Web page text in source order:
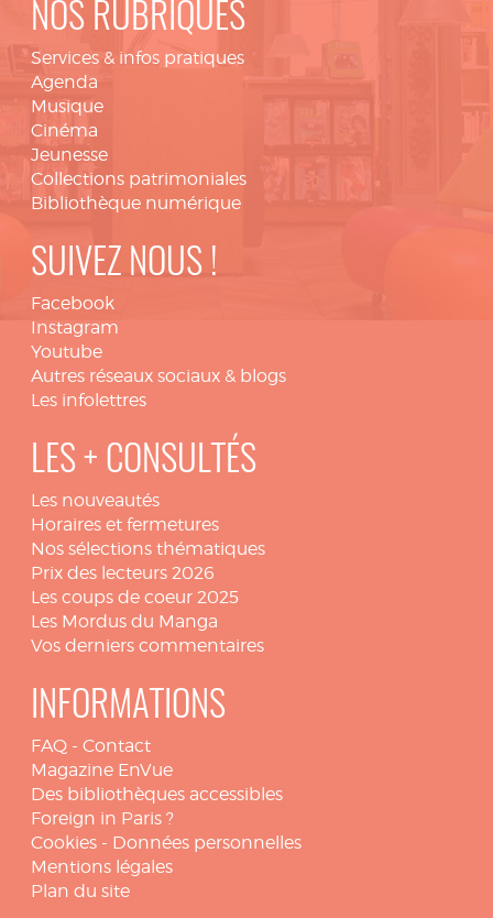
NOS RUBRIQUES
Services & infos pratiques
Agenda
Musique
Cinéma
Jeunesse
Collections patrimoniales
Bibliothèque numérique
SUIVEZ NOUS !
Facebook
Instagram
Youtube
Autres réseaux sociaux & blogs
Les infolettres
LES + CONSULTÉS
Les nouveautés
Horaires et fermetures
Nos sélections thématiques
Prix des lecteurs 2026
Les coups de coeur 2025
Les Mordus du Manga
Vos derniers commentaires
INFORMATIONS
FAQ - Contact
Magazine EnVue
Des bibliothèques accessibles
Foreign in Paris ?
Cookies - Données personnelles
Mentions légales
Plan du site